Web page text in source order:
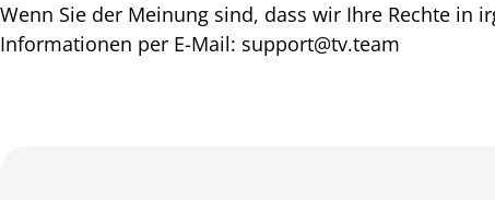
Wenn Sie der Meinung sind, dass wir Ihre Rechte in
Informationen per E-Mail: support@tv.team